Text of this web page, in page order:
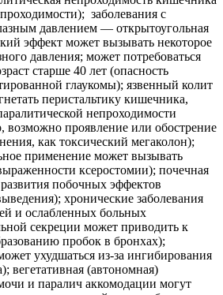
заболевания с
давлением — открытоугольная
эффект может вызывать некоторое
давления; может потребоваться
старше 40 лет (опасность
глаукомы); язвенный колит
перистальтику кишечника,
непроходимости
возможно проявление или обострение
как токсический мегаколон);
применение может вызывать
ксеростомии); почечная
побочных эффектов
хронические заболевания
и ослабленных больных
секреции может приводить к
пробок в бронхах);
ухудшаться из-за ингибирования
вегетативная (автономная)
и паралич аккомодации могут